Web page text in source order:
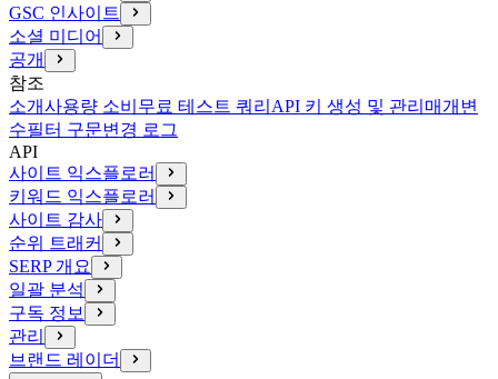
GSC 인사이트
소셜 미디어
공개
참조
소개사용량 소비 무료 테스트 쿼리 API 키 생성 및 관리 매개변
수필터 구문변경 로그
API
사이트 익스플로러
키워드 익스플로러
사이트 감사
순위 트래커
SERP 개요
일괄 분석
구독 정보
관리
브랜드 레이더